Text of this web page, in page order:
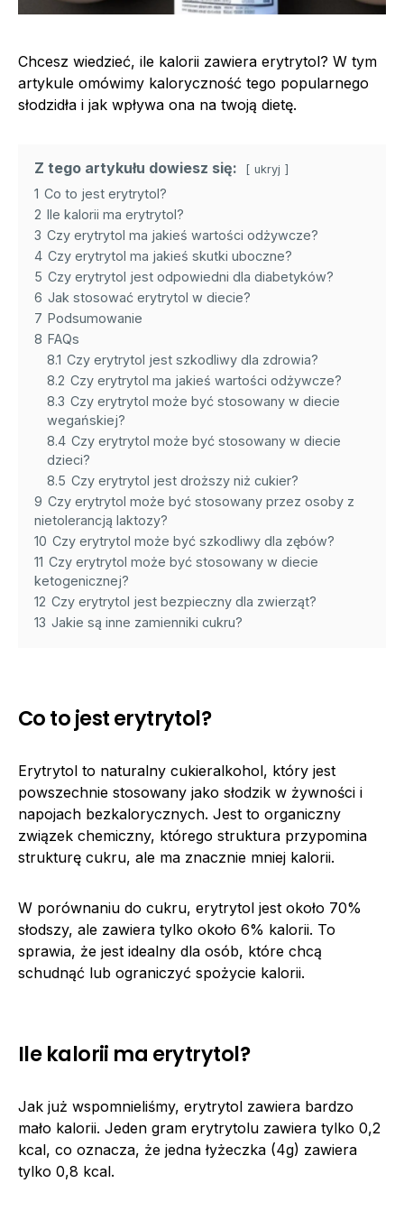
Chcesz wiedzieć, ile kalorii zawiera erytrytol? W tym
artykule omówimy kaloryczność tego popularnego
słodzidła i jak wpływa ona na twoją dietę.
Z tego artykułu dowiesz się: ukryj
1 Co to jest erytrytol?
2 Ile kalorii ma erytrytol?
3 Czy erytrytol ma jakieś wartości odżywcze?
4 Czy erytrytol ma jakieś skutki uboczne?
5 Czy erytrytol jest odpowiedni dla diabetyków?
6 Jak stosować erytrytol w diecie?
7 Podsumowanie
8 FAQs
8.1 Czy erytrytol jest szkodliwy dla zdrowia?
8.2 Czy erytrytol ma jakieś wartości odżywcze?
8.3 Czy erytrytol może być stosowany w diecie
wegańskiej?
8.4 Czy erytrytol może być stosowany w diecie
dzieci?
8.5 Czy erytrytol jest droższy niż cukier?
9 Czy erytrytol może być stosowany przez osoby z
nietolerancją laktozy?
10 Czy erytrytol może być szkodliwy dla zębów?
11 Czy erytrytol może być stosowany w diecie
ketogenicznej?
12 Czy erytrytol jest bezpieczny dla zwierząt?
13 Jakie są inne zamienniki cukru?
Co to jest erytrytol?
Erytrytol to naturalny cukieralkohol, który jest
powszechnie stosowany jako słodzik w żywności i
napojach bezkalorycznych. Jest to organiczny
związek chemiczny, którego struktura przypomina
strukturę cukru, ale ma znacznie mniej kalorii.
W porównaniu do cukru, erytrytol jest około 70%
słodszy, ale zawiera tylko około 6% kalorii. To
sprawia, że jest idealny dla osób, które chcą
schudnąć lub ograniczyć spożycie kalorii.
Ile kalorii ma erytrytol?
Jak już wspomnieliśmy, erytrytol zawiera bardzo
mało kalorii. Jeden gram erytrytolu zawiera tylko 0,2
kcal, co oznacza, że ​​jedna łyżeczka (4g) zawiera
tylko 0,8 kcal.